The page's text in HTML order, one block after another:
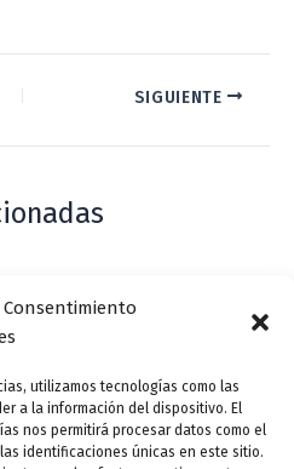
utilizamos tecnologías como las
a la información del dispositivo. El
nos permitirá procesar datos como el
identificaciones únicas en este sitio.
SIGUIENTE
el 168
de Don Juan
/ PorVLLensutinta